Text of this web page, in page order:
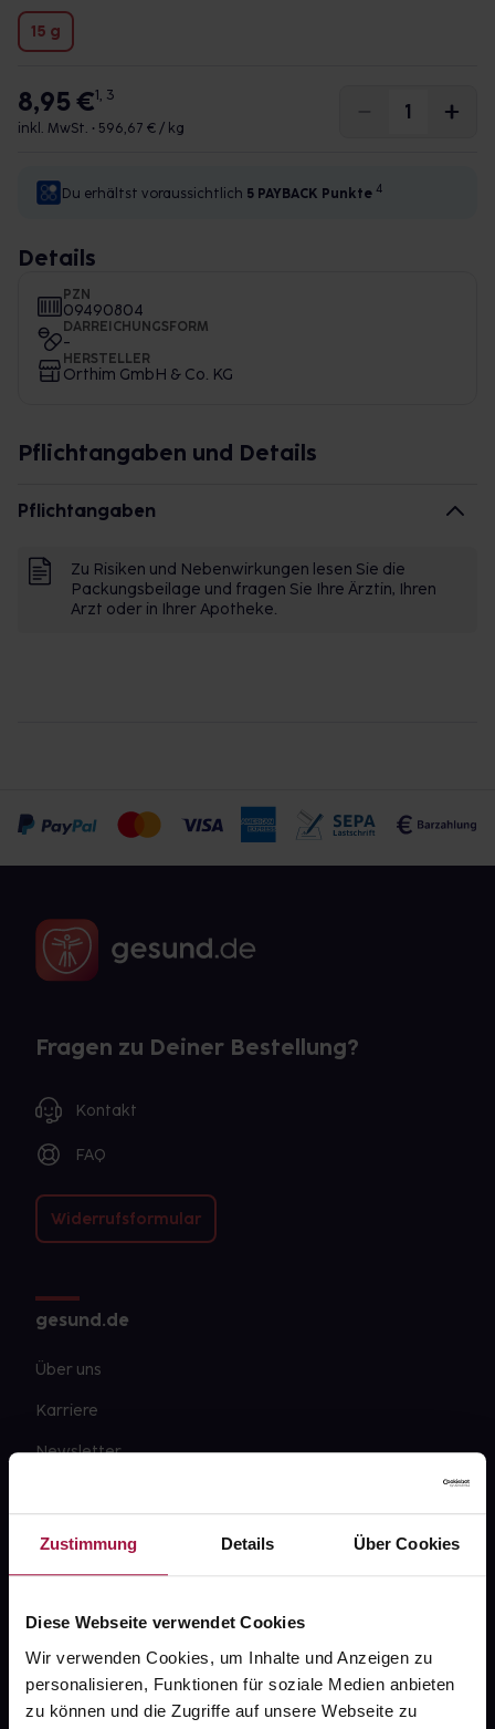
Zustimmung Details Über Cookies
Diese Webseite verwendet Cookies
Wir verwenden Cookies, um Inhalte und Anzeigen zu
personalisieren, Funktionen für soziale Medien anbieten
zu können und die Zugriffe auf unsere Webseite zu
15 g
8,95 €1, 3
inkl. MwSt. • 596,67 € / kg
Du erhältst voraussichtlich 5 PAYBACK Punkte 4
Details
PZN
09490804
DARREICHUNGSFORM
-
HERSTELLER
Orthim GmbH & Co. KG
Pflichtangaben und Details
Pflichtangaben
Zu Risiken und Nebenwirkungen lesen Sie die
Packungsbeilage und fragen Sie Ihre Ärztin, Ihren
Arzt oder in Ihrer Apotheke.
Fragen zu Deiner Bestellung?
Kontakt
FAQ
Widerrufsformular
gesund.de
Über uns
Karriere
Newsletter
PAYBACK
gesund-versorger.de
Sanitätshäuser
Datenschutz